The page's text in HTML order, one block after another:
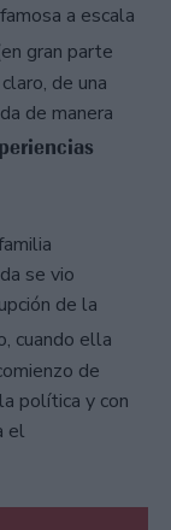
a escala
gran parte
de una
de manera
se vio
de la
cuando ella
de
política y con
el